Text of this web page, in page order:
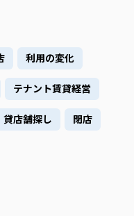
利用の変化
テナント賃貸経営
貸店舗探し 閉店